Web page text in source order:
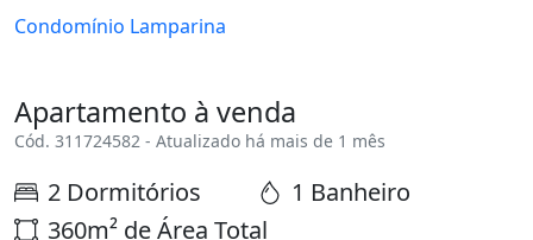
Condomínio Lamparina
Apartamento à venda
Cód. 311724582 - Atualizado há mais de 1 mês
2 Dormitórios
1 Banheiro
360m² de Área Total